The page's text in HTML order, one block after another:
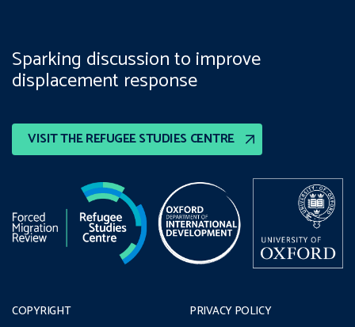
VISIT THE REFUGEE STUDIES CENTRE
Sparking discussion to improve
displacement response
COPYRIGHT PRIVACY POLICY